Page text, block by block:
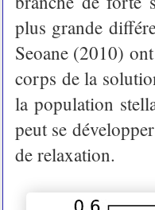
plus grande
Seoane (2010)
corps de la
la population
peut se
de relaxation.